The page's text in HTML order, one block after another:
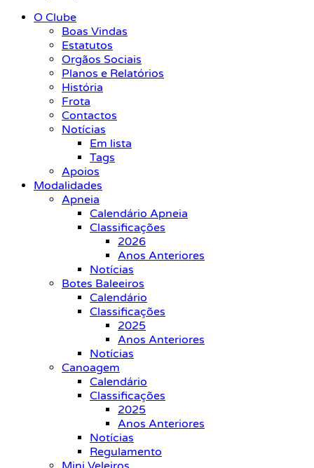
O Clube
Boas Vindas
Estatutos
Orgãos Sociais
Planos e Relatórios
História
Frota
Contactos
Notícias
Em lista
Tags
Apoios
Modalidades
Apneia
Calendário Apneia
Classificações
2026
Anos Anteriores
Notícias
Botes Baleeiros
Calendário
Classificações
2025
Anos Anteriores
Notícias
Canoagem
Calendário
Classificações
2025
Anos Anteriores
Notícias
Regulamento